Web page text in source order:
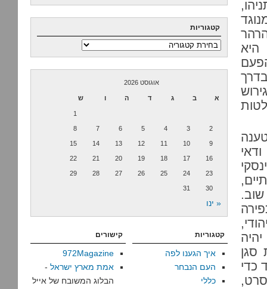
היא
סגן
כדי
קטגוריות
קטגוריות
אוגוסט 2026
א ב ג ד ה ו ש
1
2
3
4
5
6
7
8
9
10
11
12
13
14
15
16
17
18
19
20
21
22
23
24
25
26
27
28
29
30
31
« ינו
קטגוריות
איך הגענו לפה
העם הנבחר
כללי
קישורים
972Magazine
אמת מארץ ישראל -
הבלוג המשובח של אייל